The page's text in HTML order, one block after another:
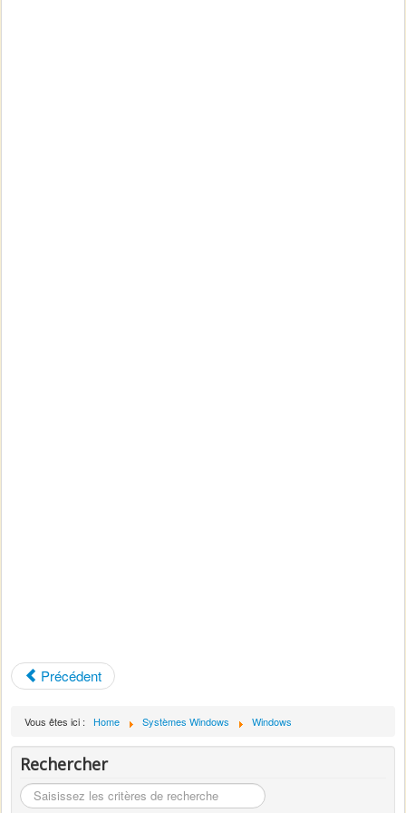
Précédent
Vous êtes ici : Home Systèmes Windows Windows
Rechercher
Rechercher